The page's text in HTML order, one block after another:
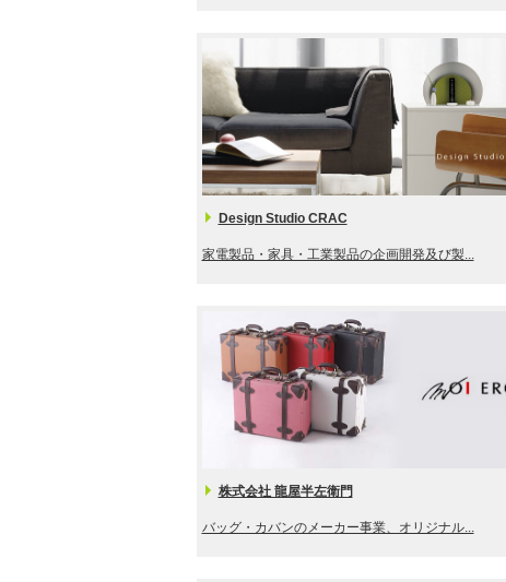
Design Studio CRAC
家電製品・家具・工業製品の企画開発及び製...
株式会社 龍屋半左衛門
バッグ・カバンのメーカー事業、オリジナル...